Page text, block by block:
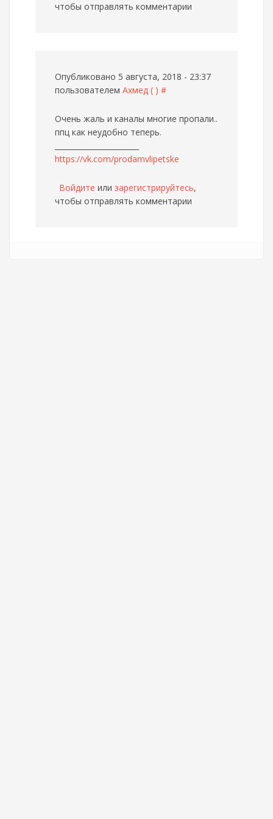
чтобы отправлять комментарии
Опубликовано 5 августа, 2018 - 23:37
пользователем Ахмед ( ) #
Очень жаль и каналы многие пропали..
ппц как неудобно теперь.
https://vk.com/prodamvlipetske
Войдите или зарегистрируйтесь,
чтобы отправлять комментарии